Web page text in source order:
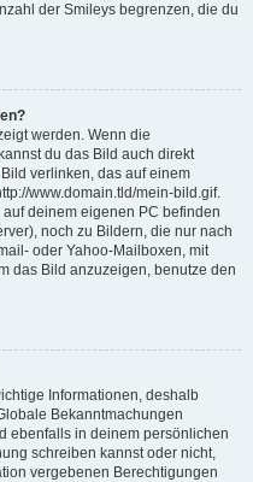
der Smileys begrenzen, die du
werden. Wenn die
du das Bild auch direkt
verlinken, das auf einem
www.domain.tld/mein-bild.gif.
deinem eigenen PC befinden
noch zu Bildern, die nur nach
oder Yahoo-Mailboxen, mit
das Bild anzuzeigen, benutze den
Informationen, deshalb
Bekanntmachungen
ebenfalls in deinem persönlichen
schreiben kannst oder nicht,
vergebenen Berechtigungen